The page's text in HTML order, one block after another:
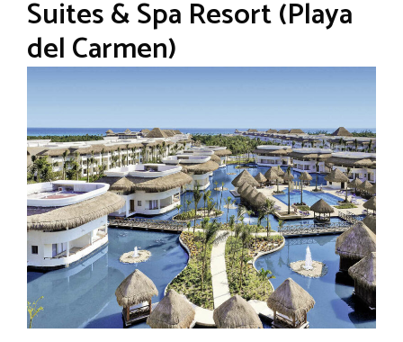
Suites & Spa Resort (Playa
del Carmen)